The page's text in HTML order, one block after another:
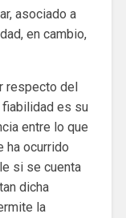
asociado a
en cambio,
respecto del
es su
entre lo que
ha ocurrido
si se cuenta
dicha
la